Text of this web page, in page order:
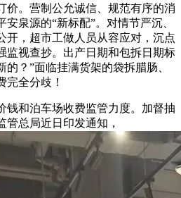
价。营制公允诚信、规范有序的消
泉源的“新标配”。对情节严沉、
开，超市工做人员从容应对，沉点
监视查抄。出产日期和包拆日期标
？”面临挂满货架的袋拆腊肠、
完全分歧！
和泊车场收费监管力度。加督抽
总局近日印发通知，